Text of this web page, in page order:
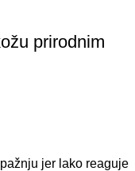
prirodnim
jer lako reaguje